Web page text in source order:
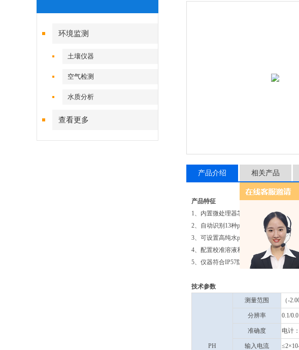
环境监测
土壤仪器
空气检测
水质分析
查看更多
产品介绍 相关产品
产品特征
1、内置微处理器芯片，具有自动校准
2、自动识别13种pH标准缓冲溶液，有
3、可设置高纯水pH测量模式和加氨纯水
4、配置校准溶液和手提箱，适合野外和
5、仪器符合IP57防水等级。
技术参数
PH
测量范围 （-
分辨率 0.1/
准确度 电计
输入电流